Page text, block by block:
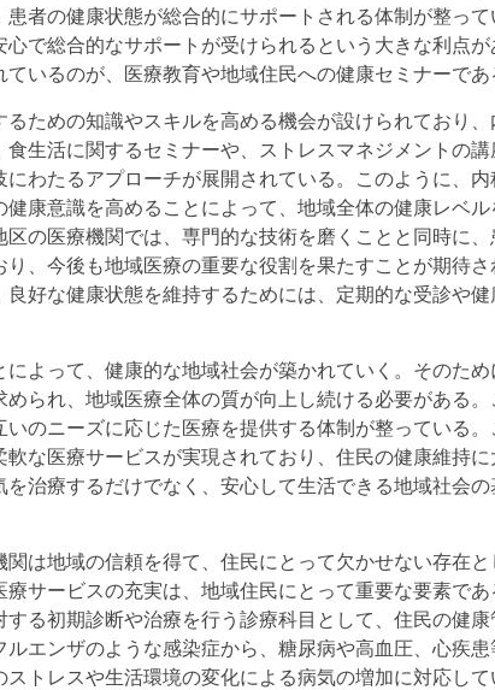
者の健康状態が総合的にサポートされる体制が整って
で総合的なサポートが受けられるという大きな利点が
いるのが、医療教育や地域住民への健康セミナーであ
ための知識やスキルを高める機会が設けられており、
生活に関するセミナーや、ストレスマネジメントの講
わたるアプローチが展開されている。このように、内
康意識を高めることによって、地域全体の健康レベル
の医療機関では、専門的な技術を磨くことと同時に、
、今後も地域医療の重要な役割を果たすことが期待さ
好な健康状態を維持するためには、定期的な受診や
よって、健康的な地域社会が築かれていく。そのため
られ、地域医療全体の質が向上し続ける必要がある
のニーズに応じた医療を提供する体制が整っている。
な医療サービスが実現されており、住民の健康維持に
治療するだけでなく、安心して生活できる地域社会の
は地域の信頼を得て、住民にとって欠かせない存在と
サービスの充実は、地域住民にとって重要な要素で
る初期診断や治療を行う診療科目として、住民の健康
エンザのような感染症から、糖尿病や高血圧、心疾患
トレスや生活環境の変化による病気の増加に対応して